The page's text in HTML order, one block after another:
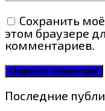
Сохранить
этом браузере
комментариев.
Последние